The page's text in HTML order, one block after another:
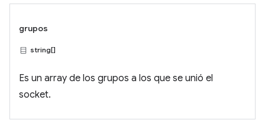
grupos
string[]
Es un array de los grupos a los que se unió el
socket.